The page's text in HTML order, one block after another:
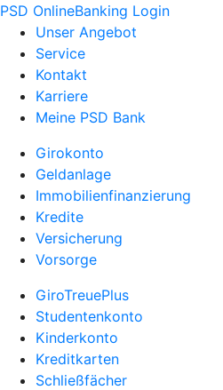
PSD OnlineBanking Login
Unser Angebot
Service
Kontakt
Karriere
Meine PSD Bank
Girokonto
Geldanlage
Immobilienfinanzierung
Kredite
Versicherung
Vorsorge
GiroTreuePlus
Studentenkonto
Kinderkonto
Kreditkarten
Schließfächer